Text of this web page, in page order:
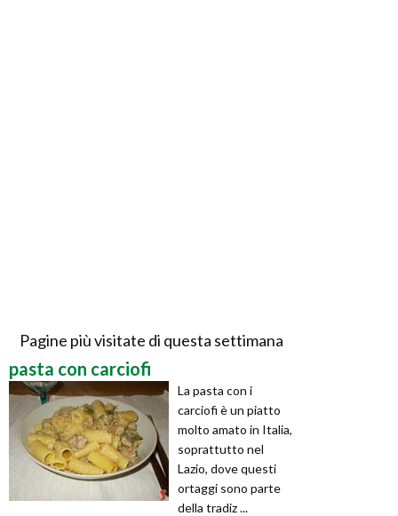
Pagine più visitate di questa settimana
pasta con carciofi
La pasta con i
carciofi è un piatto
molto amato in Italia,
soprattutto nel
Lazio, dove questi
ortaggi sono parte
della tradiz ...